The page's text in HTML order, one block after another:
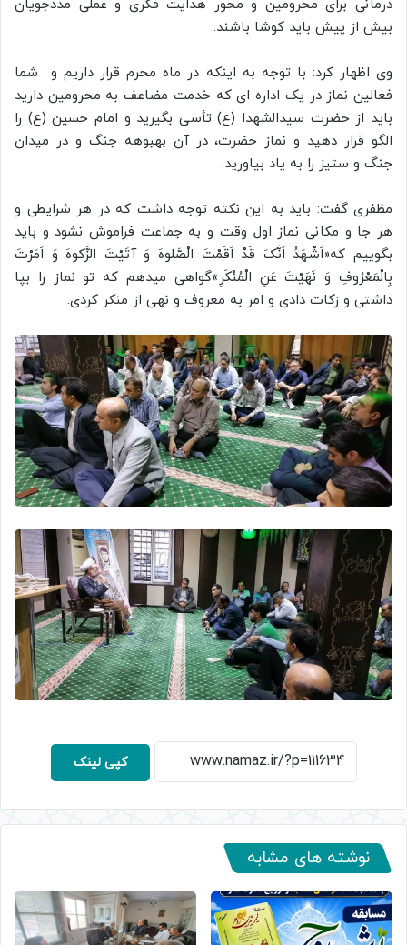
درمانی برای محرومین و محور هدایت فکری و عملی مددجویان
بیش از پیش باید کوشا باشند.
وی اظهار کرد: با توجه به اینکه در ماه محرم قرار داریم و شما
فعالین نماز در یک اداره ای که خدمت مضاعف به محرومین دارید
باید از حضرت سیدالشهدا (ع) تأسی بگیرید و امام حسین (ع) را
الگو قرار دهید و نماز حضرت، در آن بهبوهه جنگ و در میدان
جنگ و ستیز را به یاد بیاورید.
مظفری گفت: باید به این نکته توجه داشت که در هر شرایطی و
هر جا و مکانی نماز اول وقت و به جماعت فراموش نشود و باید
بگوییم که«اَشْهَدُ اَنَّکَ قَدْ اَقَمْتَ الْصَّلوهَ وَ آتَیْتَ الزَّکوهَ وَ اَمَرْتَ
بِالْمَعْرُوفِ وَ نَهَیْتَ عَنِ الْمُنْکَرِ»گواهی می‎دهم که تو نماز را بپا
داشتی و زکات دادی و امر به معروف و نهی از منکر کردی.
کپی لینک
نوشته های مشابه